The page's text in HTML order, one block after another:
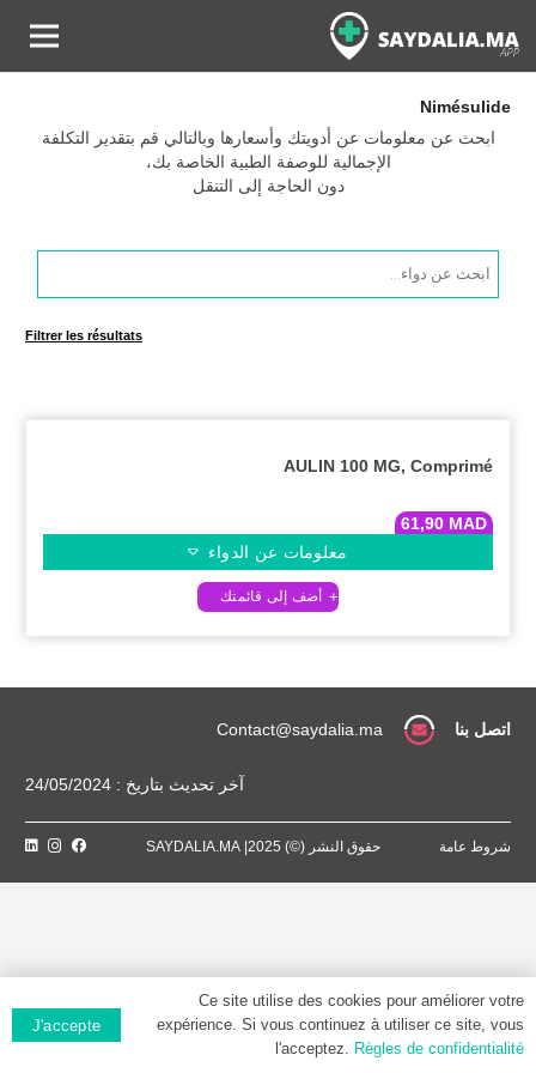
Nimésulide
ابحث عن معلومات عن أدويتك وأسعارها وبالتالي قم بتقدير التكلفة
الإجمالية للوصفة الطبية الخاصة بك،
دون الحاجة إلى التنقل
Products
search
Filtrer les résultats
AULIN 100 MG, Comprimé
61,90 MAD
معلومات عن الدواء
اتصل بنا Contact@saydalia.ma
آخر تحديث بتاريخ : 24/05/2024
شروط عامة حقوق النشر (©) 2025| SAYDALIA.MA
Ce site utilise des cookies pour améliorer votre
expérience. Si vous continuez à utiliser ce site, vous
l'acceptez. Règles de confidentialité
J'accepte